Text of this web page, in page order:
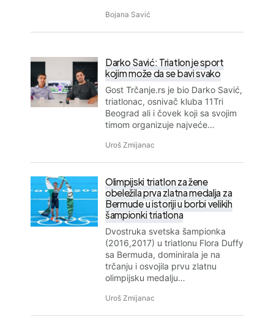
Bojana Savić
Darko Savić: Triatlon je sport
kojim može da se bavi svako
Gost Trčanje.rs je bio Darko Savić,
triatlonac, osnivač kluba 11Tri
Beograd ali i čovek koji sa svojim
timom organizuje najveće…
Uroš Zmijanac
Olimpijski triatlon za žene
obeležila prva zlatna medalja za
Bermude u istoriji u borbi velikih
šampionki triatlona
Dvostruka svetska šampionka
(2016,2017) u triatlonu Flora Duffy
sa Bermuda, dominirala je na
trčanju i osvojila prvu zlatnu
olimpijsku medalju…
Uroš Zmijanac